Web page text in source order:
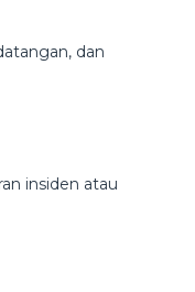
dan
insiden atau